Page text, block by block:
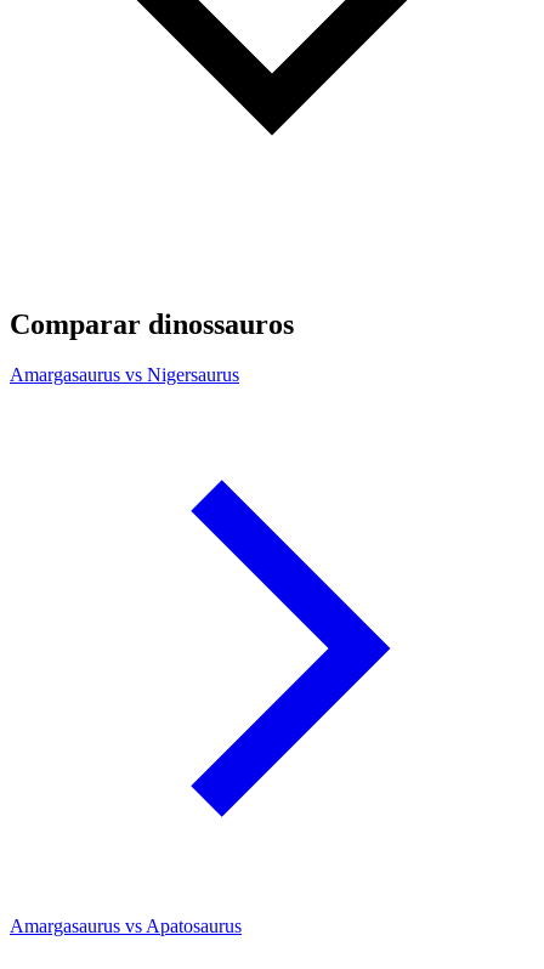
Comparar dinossauros
Amargasaurus vs Nigersaurus
Amargasaurus vs Apatosaurus